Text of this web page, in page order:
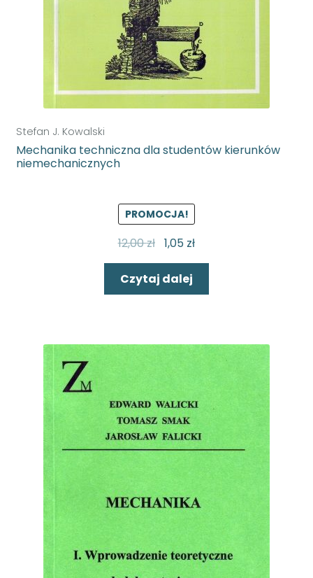
Stefan J. Kowalski
Mechanika techniczna dla studentów kierunków
niemechanicznych
PROMOCJA!
12,00zł 1,05 zł
Czytaj dalej